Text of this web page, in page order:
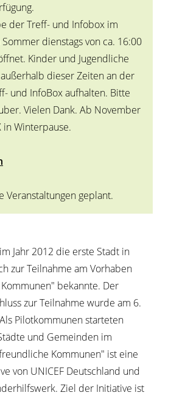
der Treff- und Infobox im
dienstags von ca. 16:00
Kinder und Jugendliche
dieser Zeiten an der
und InfoBox aufhalten. Bitte
Vielen Dank. Ab November
in Winterpause.
Veranstaltungen geplant.
Jahr 2012 die erste Stadt in
zur Teilnahme am Vorhaben
bekannte. Der
zur Teilnahme wurde am 6.
Pilotkommunen starteten
und Gemeinden im
Kommunen" ist eine
von UNICEF Deutschland und
Ziel der Initiative ist